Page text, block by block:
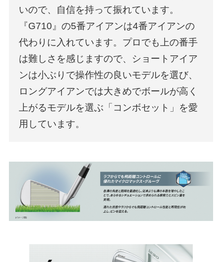
いので、自信を持って振れています。
『G710』の5番アイアンは4番アイアンの
代わりに入れています。プロでも上の番手
は難しさを感じますので、ショートアイア
ンは小ぶりで操作性の良いモデルを選び、
ロングアイアンでは大きめでボールが高く
上がるモデルを選ぶ「コンボセット」を愛
用しています。
安全取り扱いマニュアル 模倣品に関する注意
プライバシーポリシー利用規約 免責事項
Page Top